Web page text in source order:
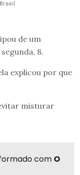
de um
8.
explicou por que
misturar
com O